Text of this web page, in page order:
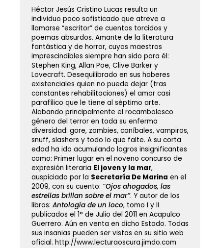
Héctor Jesús Cristino Lucas resulta un
individuo poco sofisticado que atreve a
llamarse “escritor” de cuentos torcidos y
poemas absurdos. Amante de la literatura
fantástica y de horror, cuyos maestros
imprescindibles siempre han sido para él:
Stephen King, Allan Poe, Clive Barker y
Lovecraft. Desequilibrado en sus haberes
existenciales quien no puede dejar (tras
constantes rehabilitaciones) el amor casi
parafílico que le tiene al séptimo arte.
Alabando principalmente el rocambolesco
género del terror en toda su enferma
diversidad: gore, zombies, caníbales, vampiros,
snuff, slashers y todo lo que falte. A su corta
edad ha ido acumulando logros insignificantes
como: Primer lugar en el noveno concurso de
expresión literaria El joven y la mar,
auspiciado por la Secretaría De Marina en el
2009, con su cuento: “Ojos ahogados, las
estrellas brillan sobre el mar”. Y autor de los
libros: Antología de un loco, tomo I y II
publicados el 1° de Julio del 2011 en Acapulco
Guerrero. Aún en venta en dicho Estado. Todas
sus insanias pueden ser vistas en su sitio web
oficial. http://www.lecturaoscura.jimdo.com